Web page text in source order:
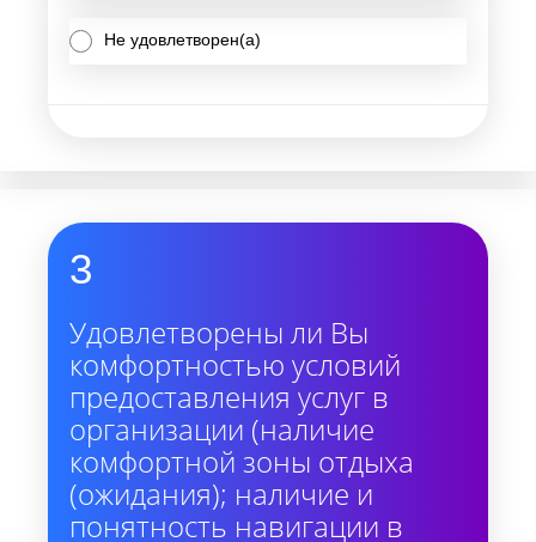
Не удовлетворен(а)
3
Удовлетворены ли Вы
комфортностью условий
предоставления услуг в
организации (наличие
комфортной зоны отдыха
(ожидания); наличие и
понятность навигации в